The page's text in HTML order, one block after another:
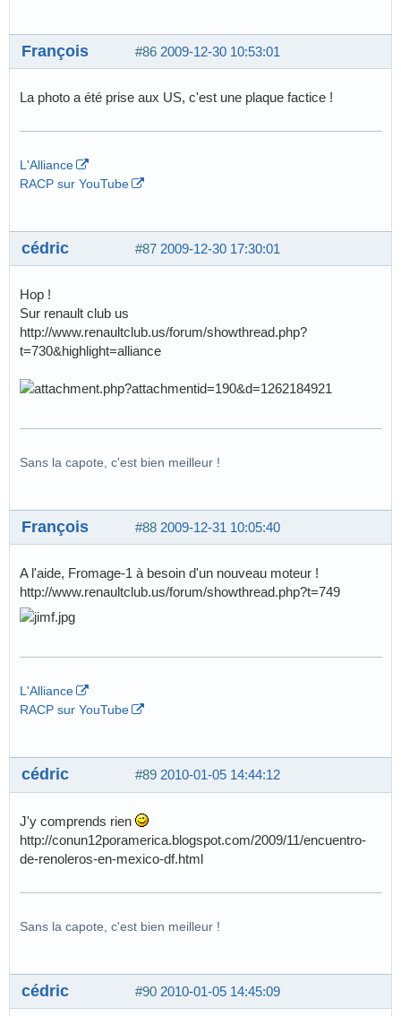
#86 2009-12-30 10:53:01
François
La photo a été prise aux US, c'est une plaque factice !
L'Alliance
RACP sur YouTube
#87 2009-12-30 17:30:01
cédric
Hop !
Sur renault club us
http://www.renaultclub.us/forum/showthread.php?
t=730&highlight=alliance
Sans la capote, c'est bien meilleur !
#88 2009-12-31 10:05:40
François
A l'aide, Fromage-1 à besoin d'un nouveau moteur !
http://www.renaultclub.us/forum/showthread.php?t=749
L'Alliance
RACP sur YouTube
#89 2010-01-05 14:44:12
cédric
J'y comprends rien
http://conun12poramerica.blogspot.com/2009/11/encuentro-
de-renoleros-en-mexico-df.html
Sans la capote, c'est bien meilleur !
#90 2010-01-05 14:45:09
cédric